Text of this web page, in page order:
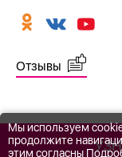
Отзывы
Мы используем
продолжите
этим согласны